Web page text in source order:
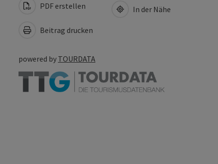
PDF erstellen
Beitrag drucken
In der Nähe
powered by TOURDATA